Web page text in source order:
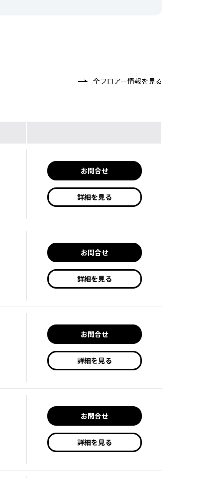
全フロアー情報を見る
お問合せ
詳細を見る
お問合せ
詳細を見る
お問合せ
詳細を見る
お問合せ
詳細を見る